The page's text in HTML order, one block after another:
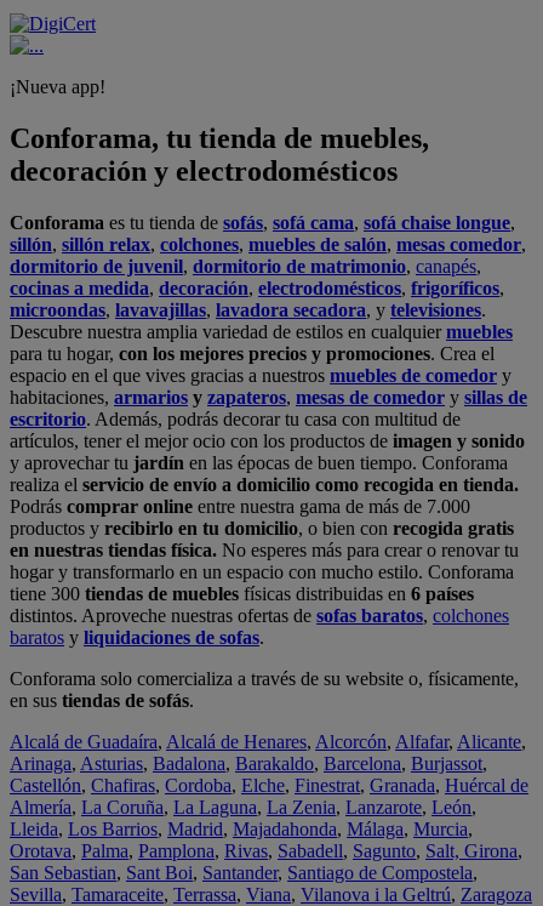
¡Nueva app!
Conforama, tu tienda de muebles,
decoración y electrodomésticos
Conforama es tu tienda de sofás, sofá cama, sofá chaise longue,
sillón, sillón relax, colchones, muebles de salón, mesas comedor,
dormitorio de juvenil, dormitorio de matrimonio, canapés,
cocinas a medida, decoración, electrodomésticos, frigoríficos,
microondas, lavavajillas, lavadora secadora, y televisiones.
Descubre nuestra amplia variedad de estilos en cualquiermuebles
para tu hogar, con los mejores precios y promociones. Crea el
espacio en el que vives gracias a nuestros muebles de comedor y
habitaciones, armarios y zapateros, mesas de comedor y sillas de
escritorio. Además, podrás decorar tu casa con multitud de
artículos, tener el mejor ocio con los productos de imagen y sonido
y aprovechar tu jardín en las épocas de buen tiempo. Conforama
realiza el servicio de envío a domicilio como recogida en tienda.
Podrás comprar online entre nuestra gama de más de 7.000
productos y recibirlo en tu domicilio, o bien con recogida gratis
en nuestras tiendas física. No esperes más para crear o renovar tu
hogar y transformarlo en un espacio con mucho estilo. Conforama
tiene 300 tiendas de muebles físicas distribuidas en 6 países
distintos. Aproveche nuestras ofertas de sofas baratos, colchones
baratos y liquidaciones de sofas.
Conforama solo comercializa a través de su website o, físicamente,
en sus tiendas de sofás.
Alcalá de Guadaíra, Alcalá de Henares, Alcorcón, Alfafar, Alicante,
Arinaga, Asturias, Badalona, Barakaldo, Barcelona, Burjassot,
Castellón, Chafiras, Cordoba, Elche, Finestrat, Granada, Huércal de
Almería, La Coruña, La Laguna, La Zenia, Lanzarote, León,
Lleida, Los Barrios, Madrid, Majadahonda, Málaga, Murcia,
Orotava, Palma, Pamplona, Rivas, Sabadell, Sagunto, Salt, Girona,
San Sebastian, Sant Boi, Santander, Santiago de Compostela,
Sevilla, Tamaraceite, Terrassa, Viana, Vilanova i la Geltrú, Zaragoza